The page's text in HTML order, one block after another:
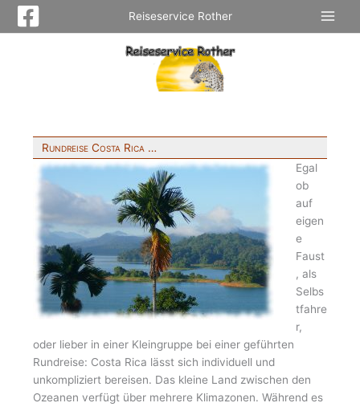
Zum
Inhalt
Reiseservice Rother
Rundreise Costa Rica …
Egal
ob
auf
eigen
e
Faust
, als
Selbs
tfahre
r,
oder lieber in einer Kleingruppe bei einer geführten
Rundreise: Costa Rica lässt sich individuell und
unkompliziert bereisen. Das kleine Land zwischen den
Ozeanen verfügt über mehrere Klimazonen. Während es